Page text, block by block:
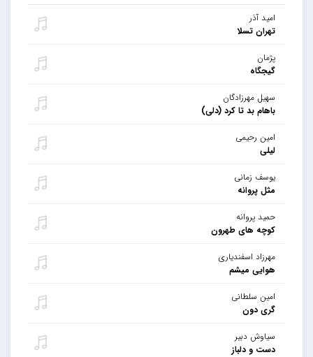
امید آذر
تهران تسلا
پژمان
گیجگاه
سهیل مهرزادگان
باهام بد تا کرد (دلی)
امین رحیمی
لیلی
یوسف زمانی
مثل پروانه
حمید پروانه
کوچه های طهرون
مهرزاد اسفندیاری
هوایی میشم
امین سلطانی
گری دون
سیاوش دبیر
دست و دلباز